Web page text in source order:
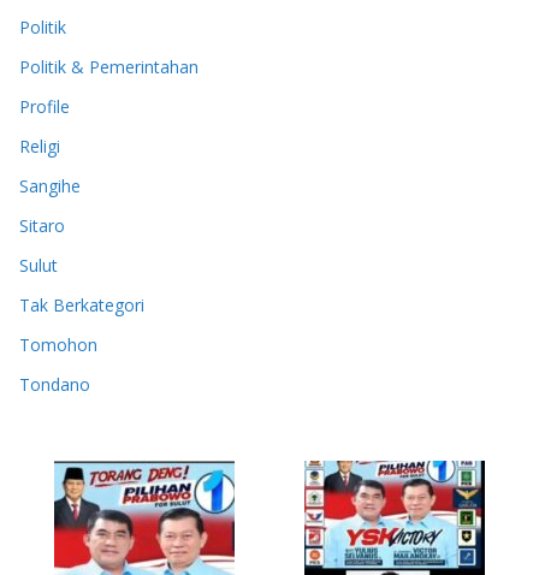
Politik
Politik & Pemerintahan
Profile
Religi
Sangihe
Sitaro
Sulut
Tak Berkategori
Tomohon
Tondano